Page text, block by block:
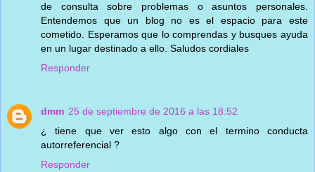
de consulta sobre problemas o asuntos personales.
Entendemos que un blog no es el espacio para este
cometido. Esperamos que lo comprendas y busques ayuda
en un lugar destinado a ello. Saludos cordiales
Responder
dmm 25 de septiembre de 2016 a las 18:52
¿ tiene que ver esto algo con el termino conducta
autorreferencial ?
Responder